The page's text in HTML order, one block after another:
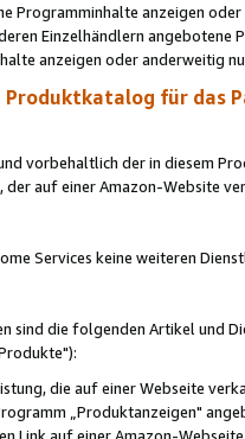
Programminhalte anzeigen
Einzelhändlern
anzeigen oder anderweitig
Produktkatalog für das
vorbehaltlich der in diesem
der auf einer Amazon-Website
Services keine weiteren
sind die folgenden Artikel und
die auf einer Webseite
„Produktanzeigen"